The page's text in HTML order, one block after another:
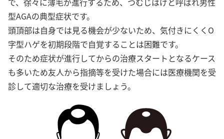
型AGAの典型症状です。
頭頂部は自身では見る機会が少ないため、気付きにくくO
字型ハゲを初期段階で自覚することは困難です。
そのため症状が進行してからの治療スタートとなるケース
も多いため友人から指摘等を受けた場合には医療機関を受
診して適切な治療を受けましょう。